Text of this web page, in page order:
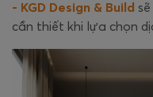
- KGD Design & Build
cần thiết khi lựa chọn